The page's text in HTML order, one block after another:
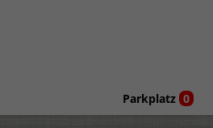
Parkplatz 0